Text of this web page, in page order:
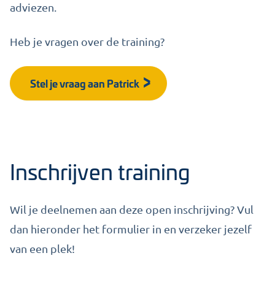
adviezen.
Heb je vragen over de training?
Stel je vraag aan Patrick
Inschrijven training
Wil je deelnemen aan deze open inschrijving? Vul
dan hieronder het formulier in en verzeker jezelf
van een plek!